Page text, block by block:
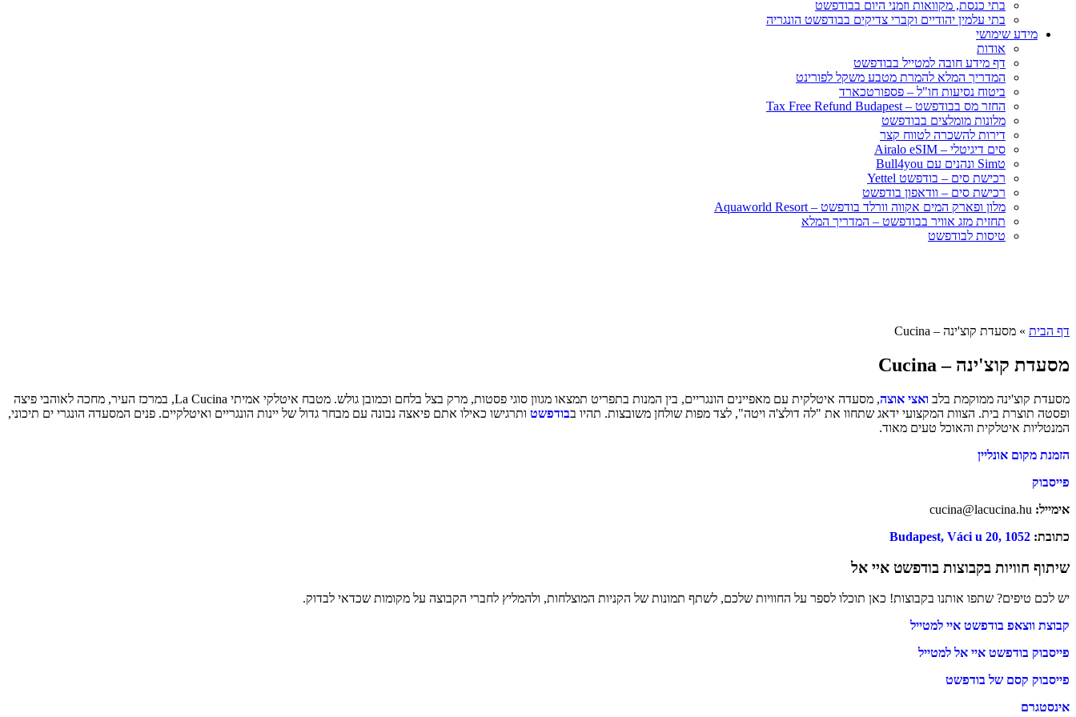
בתי כנסת, מקוואות וזמני היום בבודפשט
בתי עלמין יהודיים וקברי צדיקים בבודפשט הונגריה
מידע שימושי
אודות
דף מידע חובה למטייל בבודפשט
המדריך המלא להמרת מטבע משקל לפורינט
ביטוח נסיעות חו"ל – פספורטכארד
החזר מס בבודפשט – Tax Free Refund Budapest
מלונות מומלצים בבודפשט
דירות להשכרה לטווח קצר
סים דיגיטלי – Airalo eSIM
טSim ונהנים עם Bull4you
רכישת סים – בודפשט Yettel
רכישת סים – וודאפון בודפשט
מלון ופארק המים אקווה וורלד בודפשט – Aquaworld Resort
תחזית מזג אוויר בבודפשט – המדריך המלא
טיסות לבודפשט
דף הבית » מסעדת קוצ'ינה – Cucina
מסעדת קוצ'ינה – Cucina
מסעדת קוצ'ינה ממוקמת בלב ואצי אוצה
, מסעדה איטלקית עם מאפיינים הונגריים, בין המנות בתפריט תמצאו מגוון סוגי פסטות, מרק בצל בלחם וכמובן גולש. מטבח איטלקי אמיתי La Cucina, במרכז העיר, מחכה לאוהבי פיצה
ופסטה תוצרת בית. הצוות המקצועי ידאג שתחוו את "לה דולצ'ה ויטה", לצד מפות שולחן משובצות. תהיו בבודפשט ותרגישו כאילו אתם פיאצה נבונה עם מבחר גדול של יינות הונגריים ואיטלקיים. פנים המסעדה הונגרי ים תיכוני,
המנטליות איטלקית והאוכל טעים מאוד.
הזמנת מקום אונליין
פייסבוק
אימייל: cucina@lacucina.hu
כתובת: Budapest, Váci u 20, 1052
שיתוף חוויות בקבוצות בודפשט איי אל
יש לכם טיפים? שתפו אותנו בקבוצות! כאן תוכלו לספר על החוויות שלכם, לשתף תמונות של הקניות המוצלחות, ולהמליץ לחברי הקבוצה על מקומות שכדאי לבדוק.
קבוצת ווצאפ בודפשט איי למטייל
פייסבוק בודפשט איי אל למטייל
פייסבוק קסם של בודפשט
אינסטגרם